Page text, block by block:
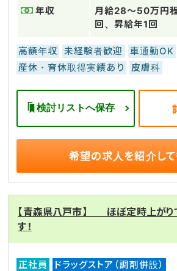
年収
月給28～50万円
回、昇給年1回
高額年収 未経験者歓迎 車通勤OK
産休・育休取得実績あり
皮膚科
検討リストへ保存
希望の求人を紹介して
【青森県八戸市】 ほぼ定時上がり
す！
正社員 ドラッグストア（調剤併設）